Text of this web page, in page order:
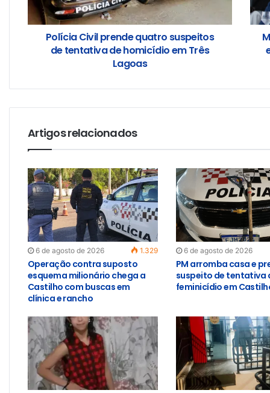
Polícia Civil prende quatro suspeitos
de tentativa de homicídio em Três
Lagoas
Artigos relacionados
6 de agosto de 2026 1.329
Operação contra suposto
esquema milionário chega a
Castilho com buscas em
clínica e rancho
6 de agosto de 2026
PM arromba casa e
suspeito de tentativa
feminicídio em